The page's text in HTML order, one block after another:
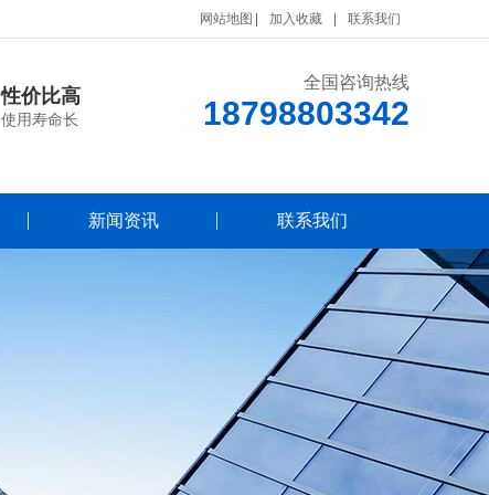
网站地图 加入收藏 联系我们
性价比高
使用寿命长
全国咨询热线
18798803342
新闻资讯 联系我们